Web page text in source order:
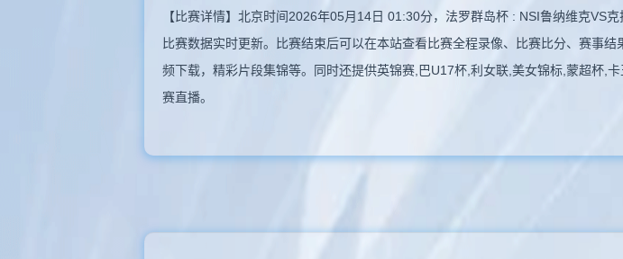
【比赛详情】北京时间2026年05月14日 01:30分，法罗群岛杯 : NSI鲁纳维克VS
比赛数据实时更新。比赛结束后可以在本站查看比赛全程录像、比赛比分、赛事
频下载，精彩片段集锦等。同时还提供英锦赛,巴U17杯,利女联,美女锦标,蒙超杯,
赛直播。